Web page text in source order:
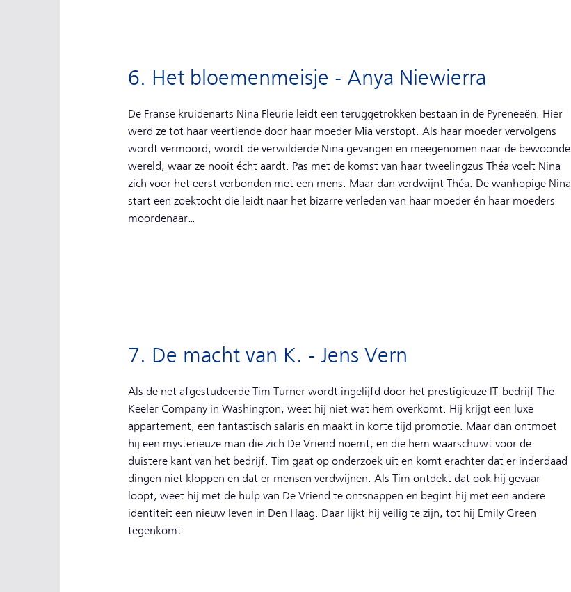
6. Het bloemenmeisje - Anya Niewierra
De Franse kruidenarts Nina Fleurie leidt een teruggetrokken bestaan in de Pyreneeën. Hier
werd ze tot haar veertiende door haar moeder Mia verstopt. Als haar moeder vervolgens
wordt vermoord, wordt de verwilderde Nina gevangen en meegenomen naar de bewoonde
wereld, waar ze nooit écht aardt. Pas met de komst van haar tweelingzus Théa voelt Nina
zich voor het eerst verbonden met een mens. Maar dan verdwijnt Théa. De wanhopige Nina
start een zoektocht die leidt naar het bizarre verleden van haar moeder én haar moeders
moordenaar…
7. De macht van K. - Jens Vern
Als de net afgestudeerde Tim Turner wordt ingelijfd door het prestigieuze IT-bedrijf The
Keeler Company in Washington, weet hij niet wat hem overkomt. Hij krijgt een luxe
appartement, een fantastisch salaris en maakt in korte tijd promotie. Maar dan ontmoet
hij een mysterieuze man die zich De Vriend noemt, en die hem waarschuwt voor de
duistere kant van het bedrijf. Tim gaat op onderzoek uit en komt erachter dat er inderdaad
dingen niet kloppen en dat er mensen verdwijnen. Als Tim ontdekt dat ook hij gevaar
loopt, weet hij met de hulp van De Vriend te ontsnappen en begint hij met een andere
identiteit een nieuw leven in Den Haag. Daar lijkt hij veilig te zijn, tot hij Emily Green
tegenkomt.